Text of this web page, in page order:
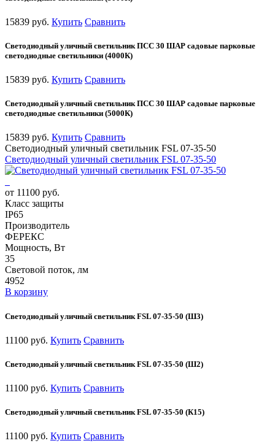
15839 руб. Купить Сравнить
Светодиодный уличный светильник ПСС 30 ШАР садовые парковые
светодиодные светильники (4000К)
15839 руб. Купить Сравнить
Светодиодный уличный светильник ПСС 30 ШАР садовые парковые
светодиодные светильники (5000К)
15839 руб. Купить Сравнить
Светодиодный уличный светильник FSL 07-35-50
Светодиодный уличный светильник FSL 07-35-50
от 11100 руб.
Класс защиты
IP65
Производитель
ФЕРЕКС
Мощность, Вт
35
Световой поток, лм
4952
В корзину
Светодиодный уличный светильник FSL 07-35-50 (Ш3)
11100 руб. Купить Сравнить
Светодиодный уличный светильник FSL 07-35-50 (Ш2)
11100 руб. Купить Сравнить
Светодиодный уличный светильник FSL 07-35-50 (К15)
11100 руб. Купить Сравнить